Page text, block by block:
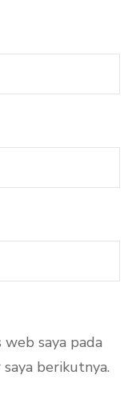
saya pada
berikutnya.